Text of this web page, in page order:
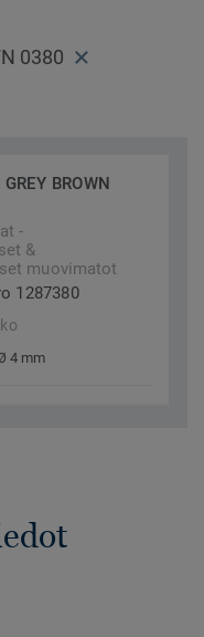
0380
BROWN
-
&
muovimatot
1287380
4 mm